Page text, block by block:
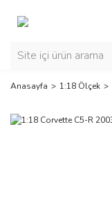
Anasayfa 1:18 Ölçek